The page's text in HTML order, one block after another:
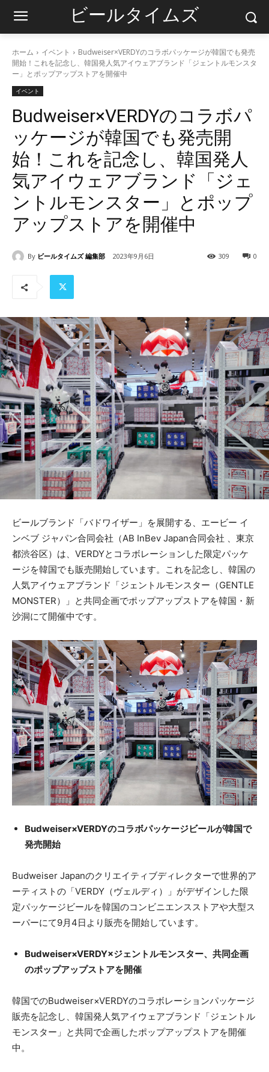
ビールタイムズ
ホーム イベント
Budweiser×VERDYのコラボパッケージが韓国でも発売
開始！これを記念し、韓国発人気アイウェアブランド「ジェントルモンスタ
ー」とポップアップストアを開催中
イベント
Budweiser×VERDYのコラボパ
ッケージが韓国でも発売開
始！これを記念し、韓国発人
気アイウェアブランド「ジェ
ントルモンスター」とポップ
アップストアを開催中
By ビールタイムズ 編集部 2023年9月6日 0
309
ビールブランド「バドワイザー」を展開する、エービー イ
ンベブ ジャパン合同会社（AB InBev Japan合同会社 、東京
都渋谷区）は、VERDYとコラボレーションした限定パッケ
ージを韓国でも販売開始しています。これを記念し、韓国の
人気アイウェアブランド「ジェントルモンスター（GENTLE
MONSTER）」と共同企画でポップアップストアを韓国・新
沙洞にて開催中です。
Budweiser×VERDYのコラボパッケージビールが韓国で
発売開始
Budweiser Japanのクリエイティブディレクターで世界的ア
ーティストの「VERDY（ヴェルディ）」がデザインした限
定パッケージビールを韓国のコンビニエンスストアや大型ス
ーパーにて9月4日より販売を開始しています。
Budweiser×VERDY×ジェントルモンスター、共同企画
のポップアップストアを開催
韓国でのBudweiser×VERDYのコラボレーションパッケージ
販売を記念し、韓国発人気アイウェアブランド「ジェントル
モンスター」と共同で企画したポップアップストアを開催
中。